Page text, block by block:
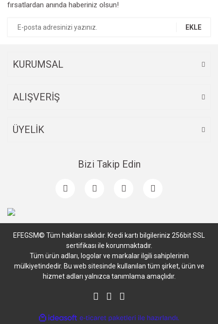
fırsatlardan anında haberiniz olsun!
EKLE
KURUMSAL
ALIŞVERİŞ
ÜYELİK
Bizi Takip Edin
EFEGSM© Tüm hakları saklıdır. Kredi kartı bilgileriniz 256bit SSL
sertifikası ile korunmaktadır.
Tüm ürün adları, logolar ve markalar ilgili sahiplerinin
mülkiyetindedir. Bu web sitesinde kullanılan tüm şirket, ürün ve
hizmet adları yalnızca tanımlama amaçlıdır.
ideasoft
e-